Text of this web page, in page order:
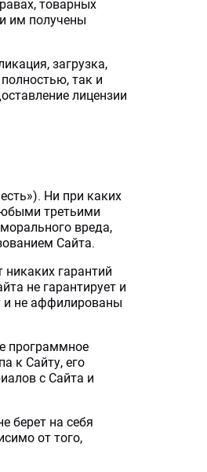
товарных
им получены
загрузка,
так и
лицензии
Ни при каких
третьими
вреда,
Сайта.
гарантий
не гарантирует и
и не аффилированы
программное
к Сайту, его
с Сайта и
берет на себя
от того,